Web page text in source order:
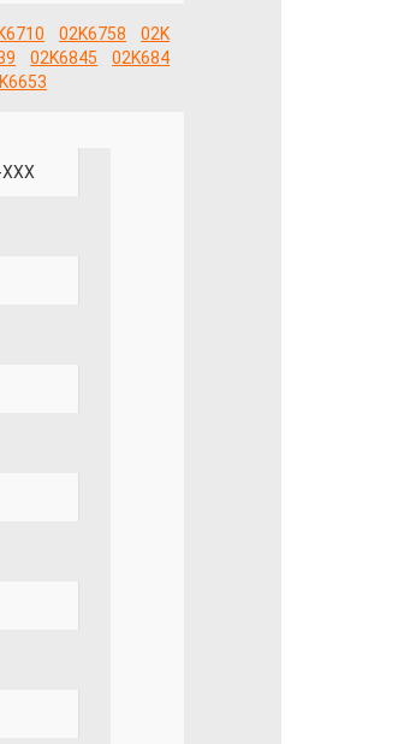
02K6758
02K
02K6845
02K684